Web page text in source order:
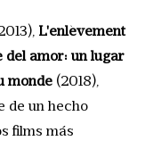
L'enlèvement
del amor: un lugar
monde (2018),
de un hecho
films más